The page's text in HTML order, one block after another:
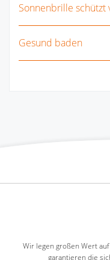
Sonnenbrille schützt
Gesund baden
Wir legen großen Wert
garantieren die